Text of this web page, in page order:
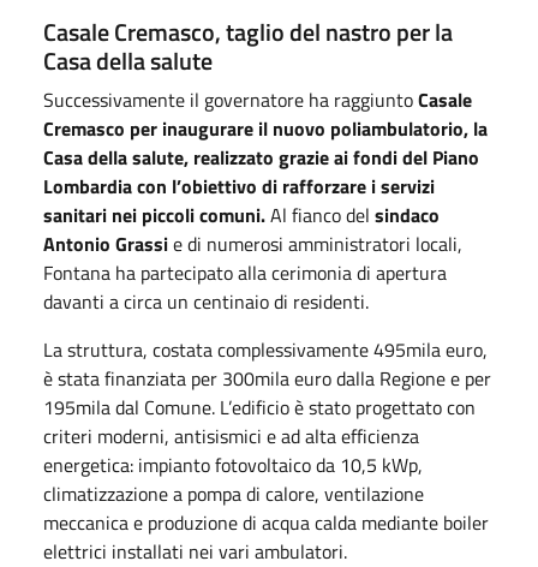
Casale Cremasco, taglio del nastro per la
Casa della salute
Successivamente il governatore ha raggiuntoCasale
Cremasco per inaugurare il nuovo poliambulatorio, la
Casa della salute, realizzato grazie ai fondi del Piano
Lombardia con l’obiettivo di rafforzare i servizi
sanitari nei piccoli comuni.Al fianco del sindaco
Antonio Grassie di numerosi amministratori locali,
Fontana ha partecipato alla cerimonia di apertura
davanti a circa un centinaio di residenti.
La struttura, costata complessivamente 495mila euro,
è stata finanziata per 300mila euro dalla Regione e per
195mila dal Comune. L’edificio è stato progettato con
criteri moderni, antisismici e ad alta efficienza
energetica: impianto fotovoltaico da 10,5 kWp,
climatizzazione a pompa di calore, ventilazione
meccanica e produzione di acqua calda mediante boiler
elettrici installati nei vari ambulatori.